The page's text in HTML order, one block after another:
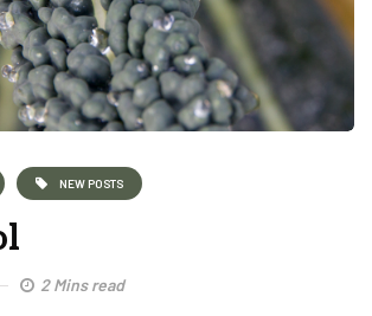
NEW POSTS
2 Mins read